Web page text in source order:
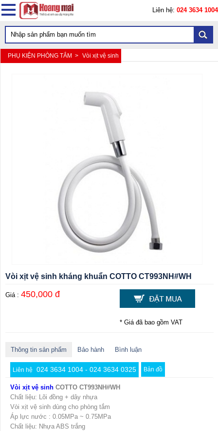
Liên hệ: 024 3634 1004
PHỤ KIỆN PHÒNG TẮM > Vòi xịt vệ sinh
Vòi xịt vệ sinh kháng khuẩn COTTO CT993NH#WH
Giá : 450,000 đ
* Giá đã bao gồm VAT
Thông tin sản phẩm Bảo hành Bình luận
Liên hệ 024 3634 1004 - 024 3634 0325 Bản đồ
Vòi xịt vệ sinh COTTO CT993NH#WH
Chất liệu: Lõi đồng + dây nhựa
Vòi xịt vệ sinh dùng cho phòng tắm
Áp lực nước : 0.05MPa ~ 0.75MPa
Chất liệu: Nhựa ABS trắng